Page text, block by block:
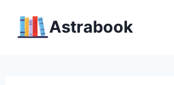
Аstrabook